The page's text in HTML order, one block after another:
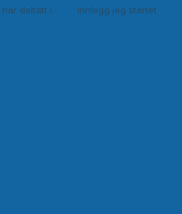
deltatt i Innlegg jeg startet